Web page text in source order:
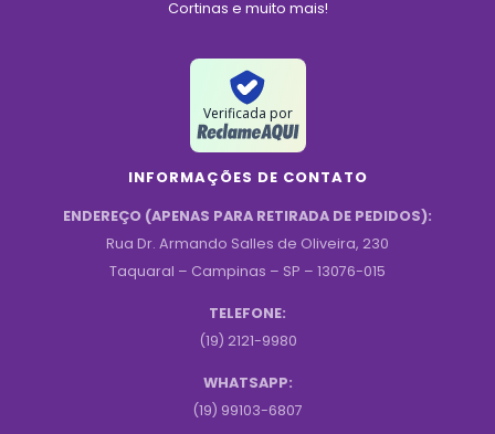
Cortinas e muito mais!
Verificada por
INFORMAÇÕES DE CONTATO
ENDEREÇO (APENAS PARA RETIRADA DE PEDIDOS):
Rua Dr. Armando Salles de Oliveira, 230
Taquaral – Campinas – SP – 13076-015
TELEFONE:
(19) 2121-9980
WHATSAPP:
(19) 99103-6807